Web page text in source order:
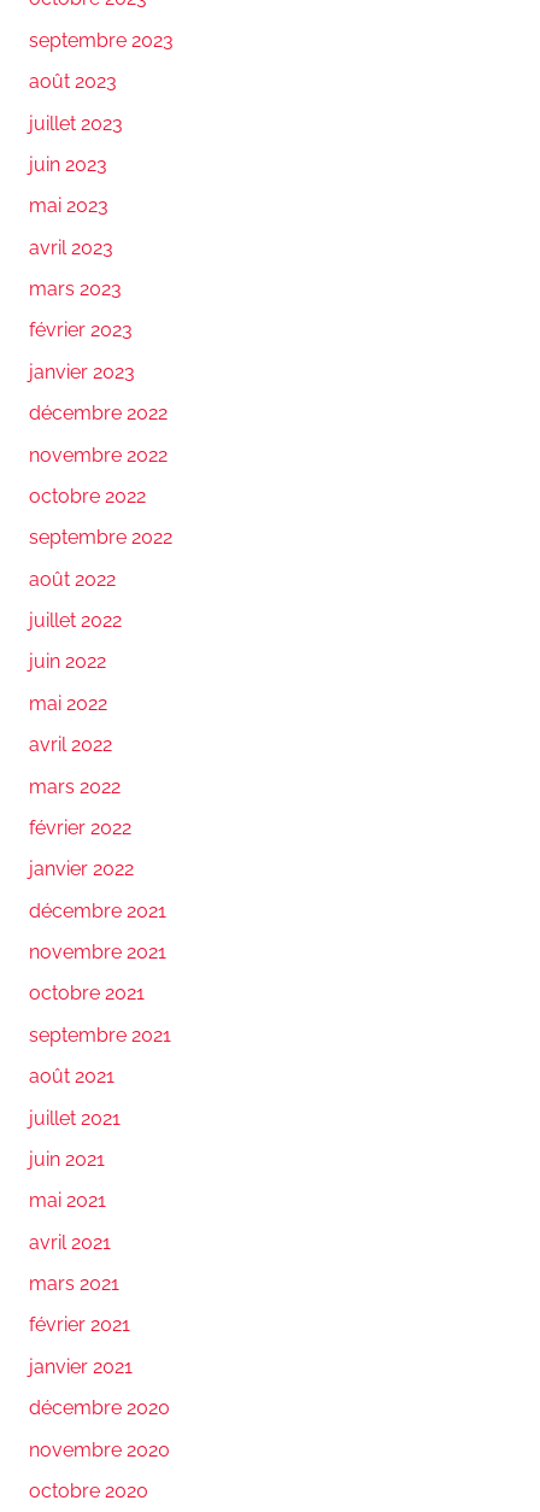
septembre 2023
août 2023
juillet 2023
juin 2023
mai 2023
avril 2023
mars 2023
février 2023
janvier 2023
décembre 2022
novembre 2022
octobre 2022
septembre 2022
août 2022
juillet 2022
juin 2022
mai 2022
avril 2022
mars 2022
février 2022
janvier 2022
décembre 2021
novembre 2021
octobre 2021
septembre 2021
août 2021
juillet 2021
juin 2021
mai 2021
avril 2021
mars 2021
février 2021
janvier 2021
décembre 2020
novembre 2020
octobre 2020